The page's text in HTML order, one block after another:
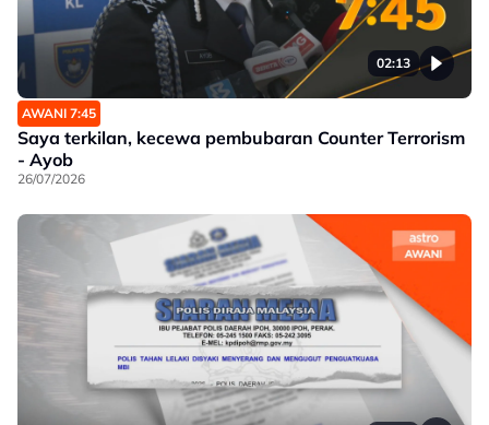
02:13
AWANI 7:45
Saya terkilan, kecewa pembubaran Counter Terrorism
- Ayob
26/07/2026